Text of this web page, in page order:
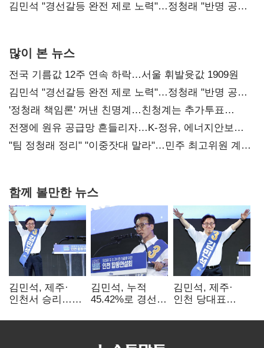
다툼 격화
김민석 "경선갈등 완전 제로 노력"…정청래 "반명 공세
많이 본 뉴스
전국 기름값 12주 연속 하락…서울 휘발윳값 1909원
김민석 "경선갈등 완전 제로 노력"…정청래 "반명 공세
사과부터"
'정청래 책임론' 꺼낸 친명계…친청계는 추가투표
때리기
전쟁에 원유 공급망 흔들리자…K-정유, 에너지안보
핵심으로 재부상
"팀 정청래 정리" "이중잣대 말라"…민주 최고위원 계파
함께 볼만한 뉴스
김민석, 제주·
인천서 승리…
탈환'(종합)
김민석, 누적
45.42%로 경선
격차
김민석, 제주·
인천 당대표